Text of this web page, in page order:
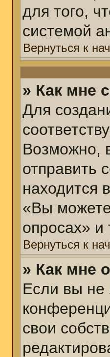
для того,
системой
Вернуться к
» Как мне
Для
Возможно,
отправить
находится
«Вы
опросах» и
Вернуться к
» Как мне
Если вы не
свои